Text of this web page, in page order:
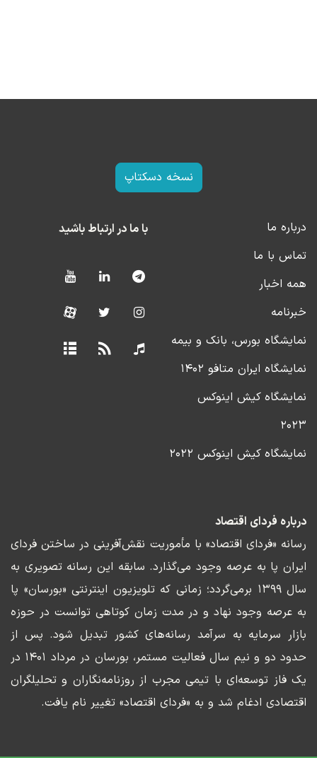
نسخه دسکتاپ
درباره ما
تماس با ما
همه اخبار
خبرنامه
نمایشگاه بورس، بانک و بیمه
نمایشگاه ایران متافو ۱۴۰۲
نمایشگاه کیش اینوکس
۲۰۲۳
نمایشگاه کیش اینوکس ۲۰۲۲
با ما در ارتباط باشید
درباره فردای اقتصاد
رسانه «فردای اقتصاد» با مأموریت نقش‌آفرینی در ساختن فردای
ایران پا به عرصه وجود می‌گذارد. سابقه این رسانه تصویری به
سال ۱۳۹۹ برمی‌گردد؛ زمانی که تلویزیون اینترنتی «بورسان» پا
به عرصه وجود نهاد و در مدت زمان کوتاهی توانست در حوزه
بازار سرمایه به سرآمد رسانه‌های کشور تبدیل شود. پس از
حدود دو و نیم سال فعالیت مستمر، بورسان در مرداد ۱۴۰۱ در
یک فاز توسعه‌ای با تیمی مجرب از روزنامه‌نگاران و تحلیلگران
اقتصادی ادغام شد و به «فردای اقتصاد» تغییر نام یافت.